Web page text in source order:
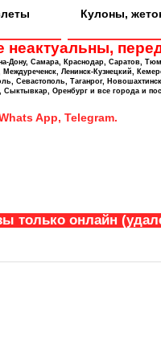
Кулоны,
перед
Дону, Самара, Краснодар, Саратов,
Ленинск-Кузнецкий,
Севастополь, Таганрог,
Оренбург и все города и
App, Telegram.
только онлайн